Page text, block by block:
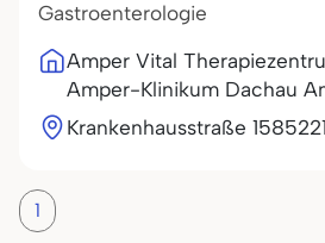
Gastroenterologie
Amper Vital
Amper-Klinikum Dachau
Krankenhausstraße 1585221
1